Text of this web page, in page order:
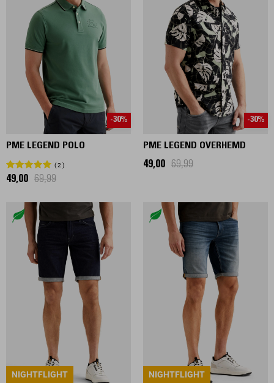
-30%
PME LEGEND POLO
2
49,00 69,99
-30%
PME LEGEND OVERHEMD
49,00 69,99
NIGHTFLIGHT NIGHTFLIGHT